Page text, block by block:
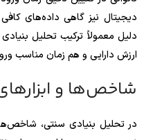
دیجیتال نیز گاهی داده‌های
دلیل معمولاً ترکیب تحلیل
ارزش دارایی و هم زمان مناسب
شاخص‌ها و